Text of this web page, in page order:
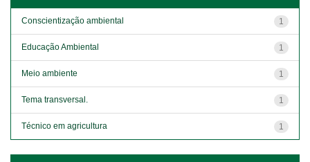
1
Conscientização ambiental
1
Educação Ambiental
1
Meio ambiente
1
Tema transversal.
1
Técnico em agricultura